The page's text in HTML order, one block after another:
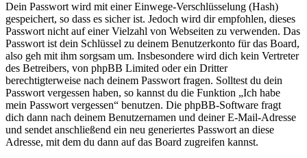
Dein Passwort wird mit einer Einwege-Verschlüsselung (Hash)
gespeichert, so dass es sicher ist. Jedoch wird dir empfohlen, dieses
Passwort nicht auf einer Vielzahl von Webseiten zu verwenden. Das
Passwort ist dein Schlüssel zu deinem Benutzerkonto für das Board,
also geh mit ihm sorgsam um. Insbesondere wird dich kein Vertreter
des Betreibers, von phpBB Limited oder ein Dritter
berechtigterweise nach deinem Passwort fragen. Solltest du dein
Passwort vergessen haben, so kannst du die Funktion „Ich habe
mein Passwort vergessen“ benutzen. Die phpBB-Software fragt
dich dann nach deinem Benutzernamen und deiner E-Mail-Adresse
und sendet anschließend ein neu generiertes Passwort an diese
Adresse, mit dem du dann auf das Board zugreifen kannst.